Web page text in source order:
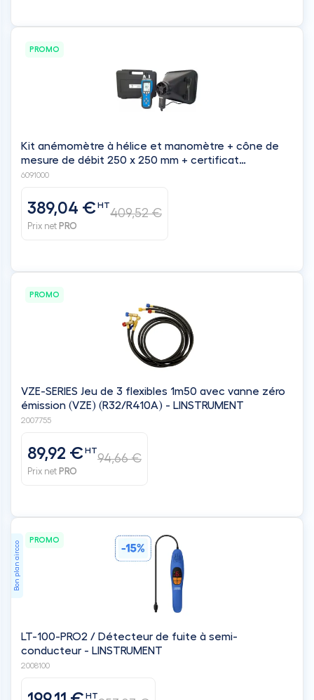
PROMO
Kit anémomètre à hélice et manomètre + cône de
mesure de débit 250 x 250 mm + certificat
d'ajustage AFD-550K - LINSTRUMENT
6091000
389,04 €HT
Prix net PRO
409,52 €
PROMO
VZE-SERIES Jeu de 3 flexibles 1m50 avec vanne zéro
émission (VZE) (R32/R410A) - LINSTRUMENT
2007755
89,92 €HT
Prix net PRO
94,66 €
Bon plan aircco
PROMO
LT-100-PRO2 / Détecteur de fuite à semi-
conducteur - LINSTRUMENT
2008100
HT